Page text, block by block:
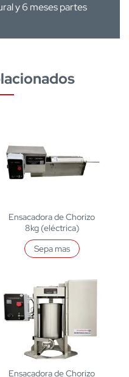
y 6 meses partes
Ensacadora de Chorizo
8kg (eléctrica)
Sepa mas
Ensacadora de Chorizo